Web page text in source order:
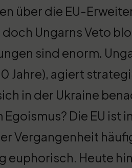
über die EU-
Ungarns Veto
sind enorm.
Jahre), agiert
in der Ukraine
Die EU ist
Vergangenheit
euphorisch. Heute